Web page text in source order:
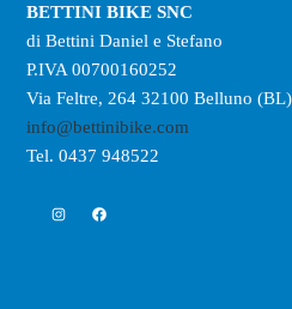
BETTINI BIKE SNC
di Bettini Daniel e Stefano
P.IVA 00700160252
Via Feltre, 264 32100 Belluno (BL)
info@bettinibike.com
Tel. 0437 948522
InstagramFacebook